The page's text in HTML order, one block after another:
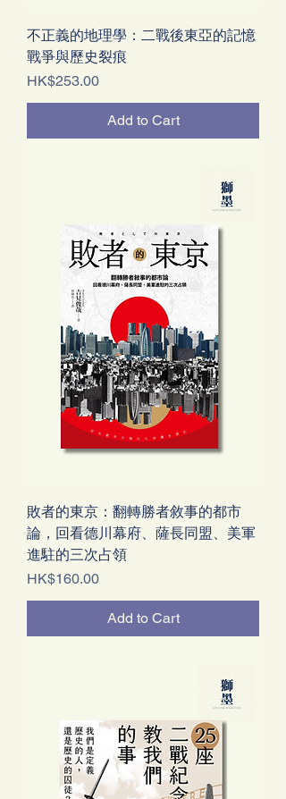
不正義的地理學：二戰後東亞的記憶
戰爭與歷史裂痕
Price
HK$253.00
Add to Cart
敗者的東京：翻轉勝者敘事的都市
論，回看德川幕府、薩長同盟、美軍
進駐的三次占領
Price
HK$160.00
Add to Cart